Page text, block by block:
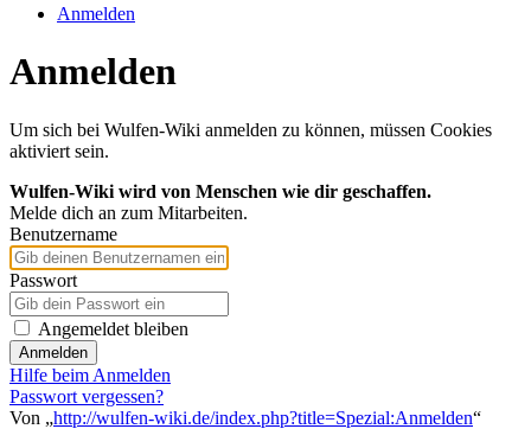
Anmelden
Anmelden
Um sich bei Wulfen-Wiki anmelden zu können, müssen Cookies
aktiviert sein.
Wulfen-Wiki wird von Menschen wie dir geschaffen.
Melde dich an zum Mitarbeiten.
Benutzername
Passwort
Angemeldet bleiben
Anmelden
Hilfe beim Anmelden
Passwort vergessen?
Von „http://wulfen-wiki.de/index.php?title=Spezial:Anmelden“